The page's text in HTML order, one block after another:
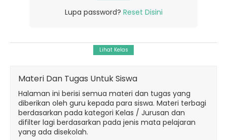
Lupa password? Reset Disini
Materi Dan Tugas Untuk Siswa
Halaman ini berisi semua materi dan tugas yang
diberikan oleh guru kepada para siswa. Materi terbagi
berdasarkan pada kategori Kelas / Jurusan dan
difilter lagi berdasarkan pada jenis mata pelajaran
yang ada disekolah.